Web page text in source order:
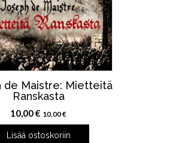
de Maistre: Mietteitä
Ranskasta
10,00€ 10,00€
Lisää ostoskoriin